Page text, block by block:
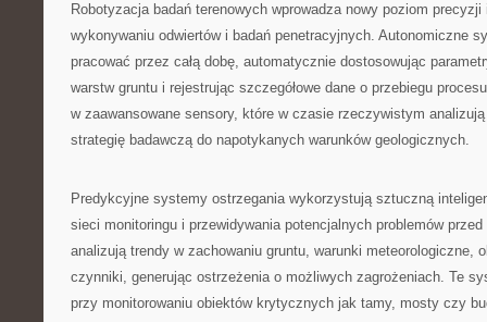
Robotyzacja badań terenowych wprowadza nowy poziom
wykonywaniu odwiertów i badań penetracyjnych. Autonomiczne
pracować przez całą dobę, automatycznie dostosowując
warstw gruntu i rejestrując szczegółowe dane o przebiegu
w zaawansowane sensory, które w czasie rzeczywistym
strategię badawczą do napotykanych warunków geologicznych.
Predykcyjne systemy ostrzegania wykorzystują sztuczną
sieci monitoringu i przewidywania potencjalnych problemów
analizują trendy w zachowaniu gruntu, warunki meteorologiczne,
czynniki, generując ostrzeżenia o możliwych zagrożeniach. Te
przy monitorowaniu obiektów krytycznych jak tamy, mosty czy